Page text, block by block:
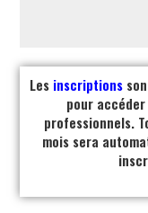
Les inscriptions
pour
professionnels.
mois sera